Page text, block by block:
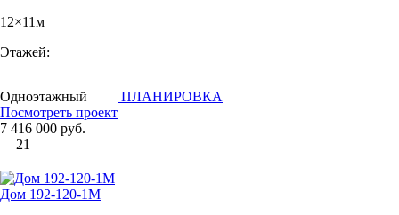
12×11м
Этажей:
Одноэтажный
ПЛАНИРОВКА
Посмотреть проект
7 416 000 руб.
21
Дом 192-120-1М